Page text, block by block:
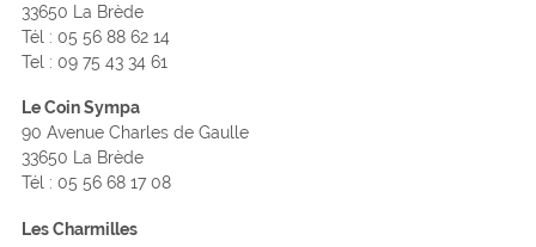
33650 La Brède
Tél : 05 56 88 62 14
Tel : 09 75 43 34 61
Le Coin Sympa
90 Avenue Charles de Gaulle
33650 La Brède
Tél : 05 56 68 17 08
Les Charmilles